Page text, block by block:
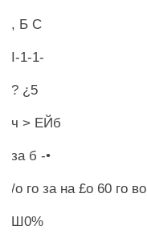
, Б С
I-1-1-
? ¿5
ч > ЕЙб
за б -•
/о го за на £о 60 го во
Ш0%